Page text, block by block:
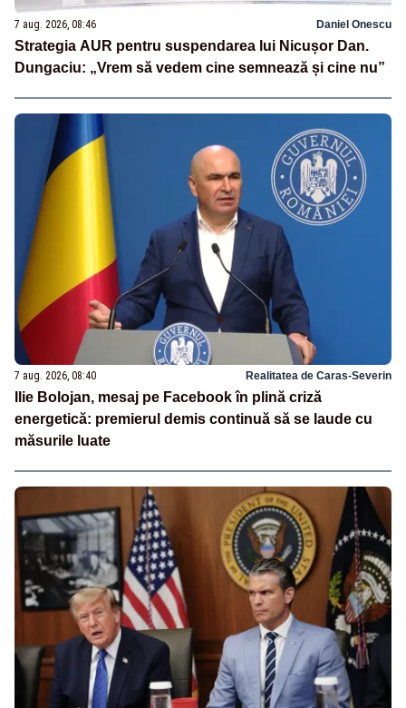
7 aug. 2026, 08:46 Daniel Onescu
Strategia AUR pentru suspendarea lui Nicușor Dan.
Dungaciu: „Vrem să vedem cine semnează și cine nu”
7 aug. 2026, 08:40 Realitatea de Caras-Severin
Ilie Bolojan, mesaj pe Facebook în plină criză
energetică: premierul demis continuă să se laude cu
măsurile luate